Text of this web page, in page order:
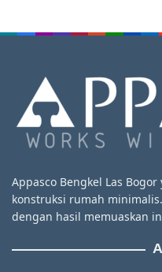
Appasco Bengkel Las
konstruksi rumah
dengan hasil memuaskan